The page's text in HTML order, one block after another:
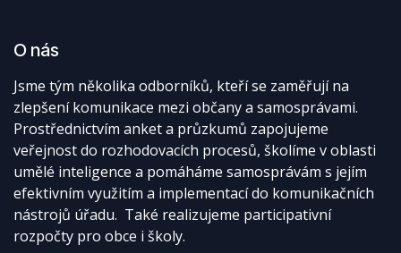
O nás
Jsme tým několika odborníků, kteří se zaměřují na
zlepšení komunikace mezi občany a samosprávami.
Prostřednictvím anket a průzkumů zapojujeme
veřejnost do rozhodovacích procesů, školíme v oblasti
umělé inteligence a pomáháme samosprávám s jejím
efektivním využitím a implementací do komunikačních
nástrojů úřadu. Také realizujeme participativní
rozpočty pro obce i školy.